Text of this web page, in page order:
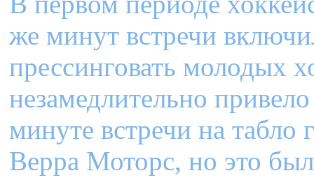
же минут встречи
прессинговать молодых
незамедлительно
минуте встречи на
Верра Моторс, но это